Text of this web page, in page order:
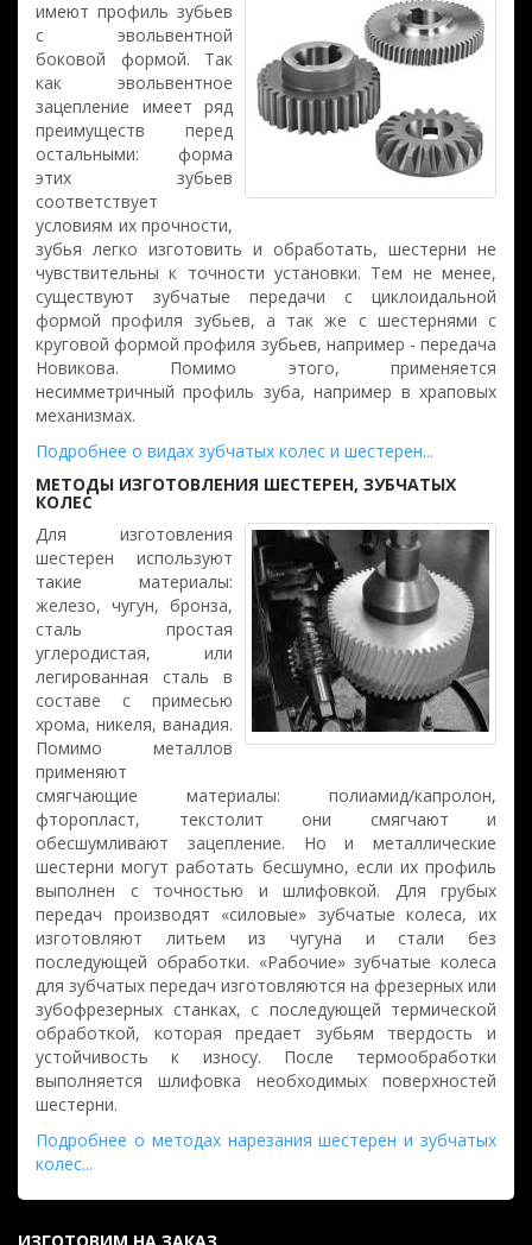
имеют профиль зубьев
с эвольвентной
боковой формой. Так
как эвольвентное
зацепление имеет ряд
преимуществ перед
остальными: форма
этих зубьев
соответствует
условиям их прочности,
зубья легко изготовить и обработать, шестерни не
чувствительны к точности установки. Тем не менее,
существуют зубчатые передачи с циклоидальной
формой профиля зубьев, а так же с шестернями с
круговой формой профиля зубьев, например - передача
Новикова. Помимо этого, применяется
несимметричный профиль зуба, например в храповых
механизмах.
Подробнее о видах зубчатых колес и шестерен...
МЕТОДЫ ИЗГОТОВЛЕНИЯ ШЕСТЕРЕН, ЗУБЧАТЫХ
КОЛЕС
Для изготовления
шестерен используют
такие материалы:
железо, чугун, бронза,
сталь простая
углеродистая, или
легированная сталь в
составе с примесью
хрома, никеля, ванадия.
Помимо металлов
применяют
смягчающие материалы: полиамид/капролон,
фторопласт, текстолит они смягчают и
обесшумливают зацепление. Но и металлические
шестерни могут работать бесшумно, если их профиль
выполнен с точностью и шлифовкой. Для грубых
передач производят «силовые» зубчатые колеса, их
изготовляют литьем из чугуна и стали без
последующей обработки. «Рабочие» зубчатые колеса
для зубчатых передач изготовляются на фрезерных или
зубофрезерных станках, с последующей термической
обработкой, которая предает зубьям твердость и
устойчивость к износу. После термообработки
выполняется шлифовка необходимых поверхностей
шестерни.
Подробнее о методах нарезания шестерен и зубчатых
колес...